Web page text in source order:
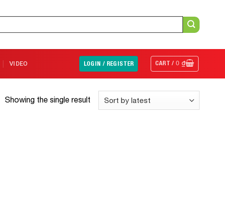
VIDEO LOGIN / REGISTER CART /0₫
Showing the single result